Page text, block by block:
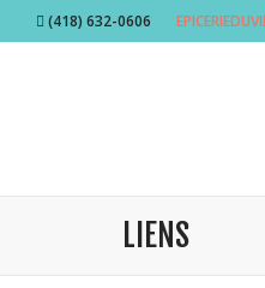
(418) 632-0606
LIENS